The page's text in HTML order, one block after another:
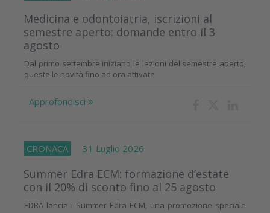
Medicina e odontoiatria, iscrizioni al
semestre aperto: domande entro il 3
agosto
Dal primo settembre iniziano le lezioni del semestre aperto,
queste le novità fino ad ora attivate
Approfondisci
CRONACA 31 Luglio 2026
Summer Edra ECM: formazione d’estate
con il 20% di sconto fino al 25 agosto
EDRA lancia i Summer Edra ECM, una promozione speciale